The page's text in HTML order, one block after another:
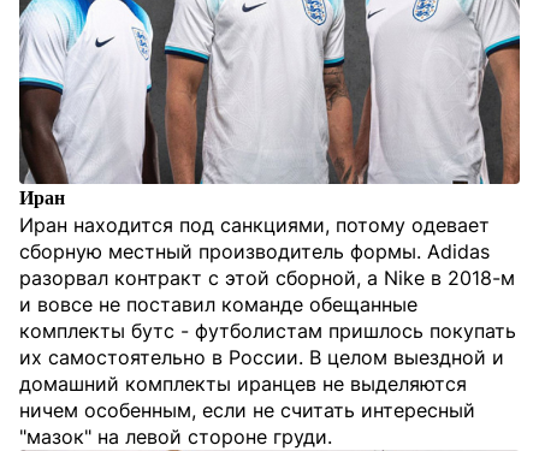
Иран
Иран находится под санкциями, потому одевает
сборную местный производитель формы. Adidas
разорвал контракт с этой сборной, а Nike в 2018-м
и вовсе не поставил команде обещанные
комплекты бутс - футболистам пришлось покупать
их самостоятельно в России. В целом выездной и
домашний комплекты иранцев не выделяются
ничем особенным, если не считать интересный
"мазок" на левой стороне груди.